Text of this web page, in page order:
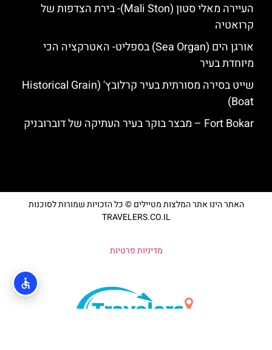
העיירה מאלי סטון (Mali Ston)- בירת הצדפות של
קרואטיה
אורגן הים (Sea Organ) בספליט- האטרקציה הכי
מיוחדת בעיר
שייט בסירה מסורתית בעיר קרלובץ' (Historical Grain
Boat)
Fort Bokar – מבצר בוקר בעיר העתיקה של דוברובניק
האתר הינו אתר המלצות מטיילים © כל הזכויות שמורות לסוכנות
TRAVELERS.CO.IL
מדיניות פרטיות